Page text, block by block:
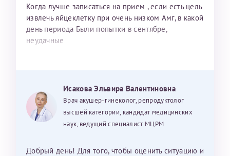
Когда лучше записаться на прием , если есть цель
извлечь яйцеклетку при очень низком Амг, в какой
день периода Были попытки в сентябре,
неудачные
Исакова Эльвира Валентиновна
Врач акушер-гинеколог, репродуктолог
высшей категории, кандидат медицинских
наук, ведущий специалист МЦРМ
Добрый день! Для того, чтобы оценить ситуацию и